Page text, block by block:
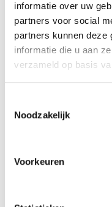
informatie over uw
partners voor social
partners kunnen deze
informatie die u aan
verzameld op basis
Noodzakelijk
Voorkeuren
AI, nieuwe
uitzenders.
om capaciteit,
organiseren
toekomstige